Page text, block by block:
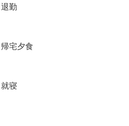
退勤
帰宅夕食
就寝